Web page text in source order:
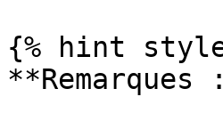
{% hint
**Remarques